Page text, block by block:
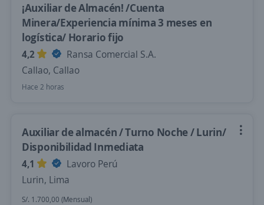
¡Auxiliar de Almacén! /Cuenta
Minera/Experiencia mínima 3 meses en
logística/ Horario fijo
4,2
Ransa Comercial S.A.
Callao, Callao
Hace 2 horas
Auxiliar de almacén / Turno Noche / Lurin/
Disponibilidad Inmediata
4,1
Lavoro Perú
Lurin, Lima
S/. 1.700,00 (Mensual)